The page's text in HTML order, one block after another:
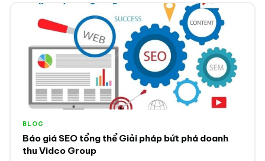
BLOG
Báo giá SEO tổng thể Giải pháp bứt phá doanh
thu Vidco Group